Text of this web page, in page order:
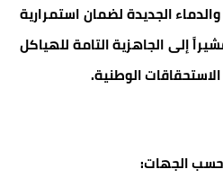
الجديدة لضمان استمرارية
إلى الجاهزية التامة للهياكل
الوطنية.
حسب الجهات: